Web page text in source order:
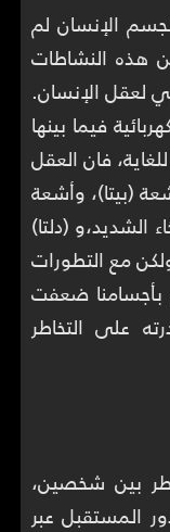
الإنسان لم
هذه النشاطات
لعقل الإنسان.
فيما بينها
فان العقل
(بيتا)، وأشعة
الشديد،و (دلتا)
مع التطورات
بأجسامنا ضعفت
على التخاطر
بين شخصين،
المستقبل عبر